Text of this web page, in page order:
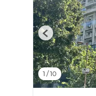
1 /10
Previous